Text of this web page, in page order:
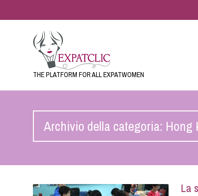
THE PLATFORM FOR ALL EXPATWOMEN
Archivio della categoria: Hong
La